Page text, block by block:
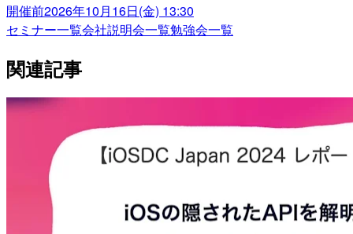
開催前2026年10月16日(金) 13:30
セミナー一覧会社説明会一覧勉強会一覧
関連記事